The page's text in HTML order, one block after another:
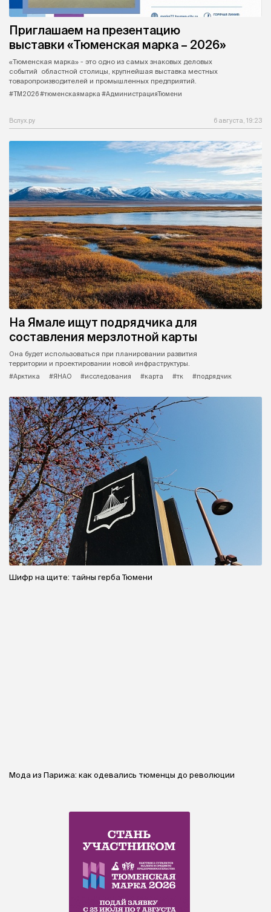
Приглашаем на презентацию
выставки «Тюменская марка – 2026»
«Тюменская марка» - это одно из самых знаковых деловых
событий областной столицы, крупнейшая выставка местных
товаропроизводителей и промышленных предприятий.
#ТМ2026 #тюменскаямарка #АдминистрацияТюмени
Вслух.ру 6 августа, 19:23
На Ямале ищут подрядчика для
составления мерзлотной карты
Она будет использоваться при планировании развития
территории и проектировании новой инфраструктуры.
#Арктика
#ЯНАО #исследования #карта #тк #подрядчик
Шифр на щите: тайны герба Тюмени
Мода из Парижа: как одевались тюменцы до революции